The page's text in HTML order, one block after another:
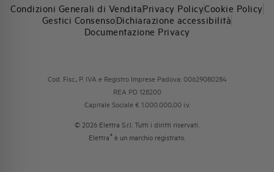
Condizioni Generali di VenditaPrivacy PolicyCookie Policy
Gestici ConsensoDichiarazione accessibilità
Documentazione Privacy
Cod. Fisc., P. IVA e Registro Imprese Padova: 00629080284
REA PD 128200
Capitale Sociale € 1.000.000,00 i.v.
© 2026 Elettra S.r.l. Tutti i diritti riservati.
Elettra ® è un marchio registrato.